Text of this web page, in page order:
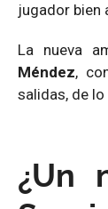
jugador bien
La nueva
Méndez,
salidas, de
¿Un